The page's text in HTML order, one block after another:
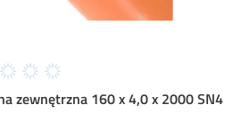
zewnętrzna 160 x 4,0 x 2000 SN4